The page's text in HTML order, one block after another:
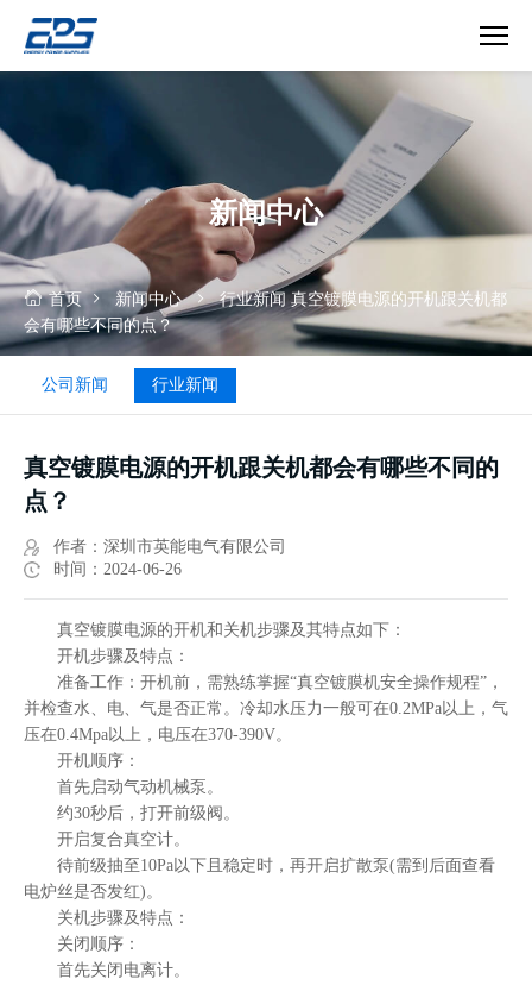
镀
电
源
新闻中心
首页 新闻中心 行业新闻 真空镀膜电源的开机跟关机都
会有哪些不同的点？
公司新闻 行业新闻
真空镀膜电源的开机跟关机都会有哪些不同的
点？
作者：深圳市英能电气有限公司
时间：2024-06-26
真空镀膜电源的开机和关机步骤及其特点如下：
开机步骤及特点：
准备工作：开机前，需熟练掌握“真空镀膜机安全操作规程”，
并检查水、电、气是否正常。冷却水压力一般可在0.2MPa以上，气
压在0.4Mpa以上，电压在370-390V。
开机顺序：
首先启动气动机械泵。
约30秒后，打开前级阀。
开启复合真空计。
待前级抽至10Pa以下且稳定时，再开启扩散泵(需到后面查看
电炉丝是否发红)。
关机步骤及特点：
关闭顺序：
首先关闭电离计。